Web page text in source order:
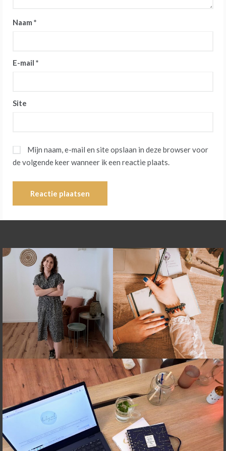
Naam *
E-mail *
Site
Mijn naam, e-mail en site opslaan in deze browser voor
de volgende keer wanneer ik een reactie plaats.